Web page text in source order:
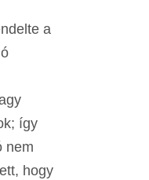
a
így
nem
hogy